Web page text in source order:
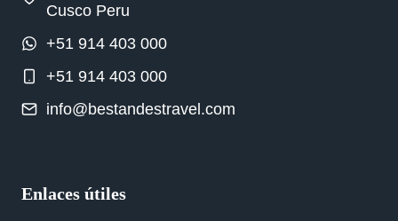
Cusco Peru
+51 914 403 000
+51 914 403 000
info@bestandestravel.com
Enlaces útiles